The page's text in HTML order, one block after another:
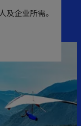
企业所需。